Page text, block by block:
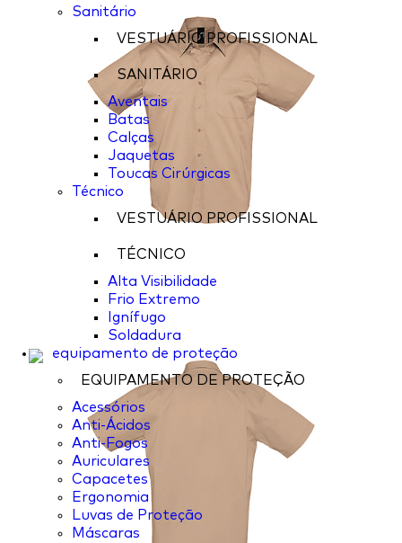
Sanitário
VESTUÁRIO PROFISSIONAL
SANITÁRIO
Aventais
Batas
Calças
Jaquetas
Toucas Cirúrgicas
Técnico
VESTUÁRIO PROFISSIONAL
TÉCNICO
Alta Visibilidade
Frio Extremo
Ignífugo
Soldadura
equipamento de proteção
EQUIPAMENTO DE PROTEÇÃO
Acessórios
Anti-Ácidos
Anti-Fogos
Auriculares
Capacetes
Ergonomia
Luvas de Proteção
Máscaras